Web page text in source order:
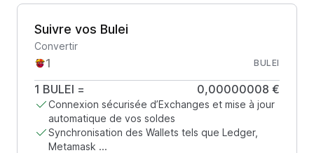
Suivre vos Bulei
Convertir
BULEI
1 BULEI = 0,00000008 €
Connexion sécurisée d’Exchanges et mise à jour
automatique de vos soldes
Synchronisation des Wallets tels que Ledger,
Metamask ...